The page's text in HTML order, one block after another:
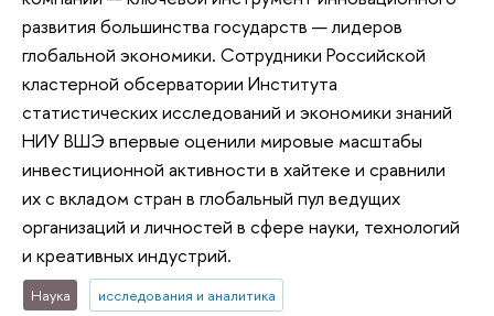
развития большинства государств — лидеров
глобальной экономики. Сотрудники Российской
кластерной обсерватории Института
статистических исследований и экономики знаний
НИУ ВШЭ впервые оценили мировые масштабы
инвестиционной активности в хайтеке и сравнили
их с вкладом стран в глобальный пул ведущих
организаций и личностей в сфере науки, технологий
и креативных индустрий.
Наука исследования и аналитика